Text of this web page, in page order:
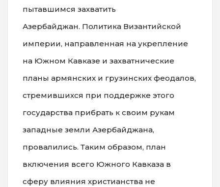
пытавшимся захватить
Азербайджан. Политика Византийской
империи, направленная на укрепление
на Южном Кавказе и захватнические
планы армянских и грузинских феодалов,
стремившихся при поддержке этого
государства прибрать к своим рукам
западные земли Азербайджана,
провалились. Таким образом, план
включения всего Южного Кавказа в
сферу влияния христианства не